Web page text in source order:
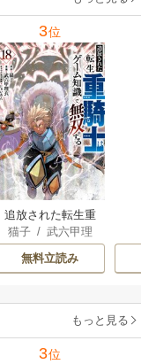
3位
追放された転生重
騎士はゲーム知識
で無双する
猫子/ 武六甲理
/じゃいあん
無料立読み
もっと見る
3位